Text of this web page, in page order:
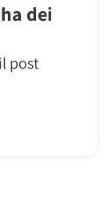
dei
post